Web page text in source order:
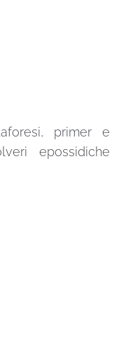
primer e
epossidiche